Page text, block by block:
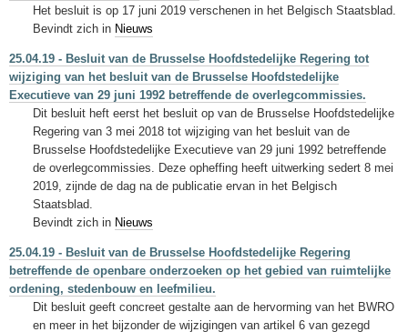
Het besluit is op 17 juni 2019 verschenen in het Belgisch Staatsblad.
Bevindt zich in Nieuws
25.04.19 - Besluit van de Brusselse Hoofdstedelijke Regering tot
wijziging van het besluit van de Brusselse Hoofdstedelijke
Executieve van 29 juni 1992 betreffende de overlegcommissies.
Dit besluit heft eerst het besluit op van de Brusselse Hoofdstedelijke
Regering van 3 mei 2018 tot wijziging van het besluit van de
Brusselse Hoofdstedelijke Executieve van 29 juni 1992 betreffende
de overlegcommissies. Deze opheffing heeft uitwerking sedert 8 mei
2019, zijnde de dag na de publicatie ervan in het Belgisch
Staatsblad.
Bevindt zich in Nieuws
25.04.19 - Besluit van de Brusselse Hoofdstedelijke Regering
betreffende de openbare onderzoeken op het gebied van ruimtelijke
ordening, stedenbouw en leefmilieu.
Dit besluit geeft concreet gestalte aan de hervorming van het BWRO
en meer in het bijzonder de wijzigingen van artikel 6 van gezegd